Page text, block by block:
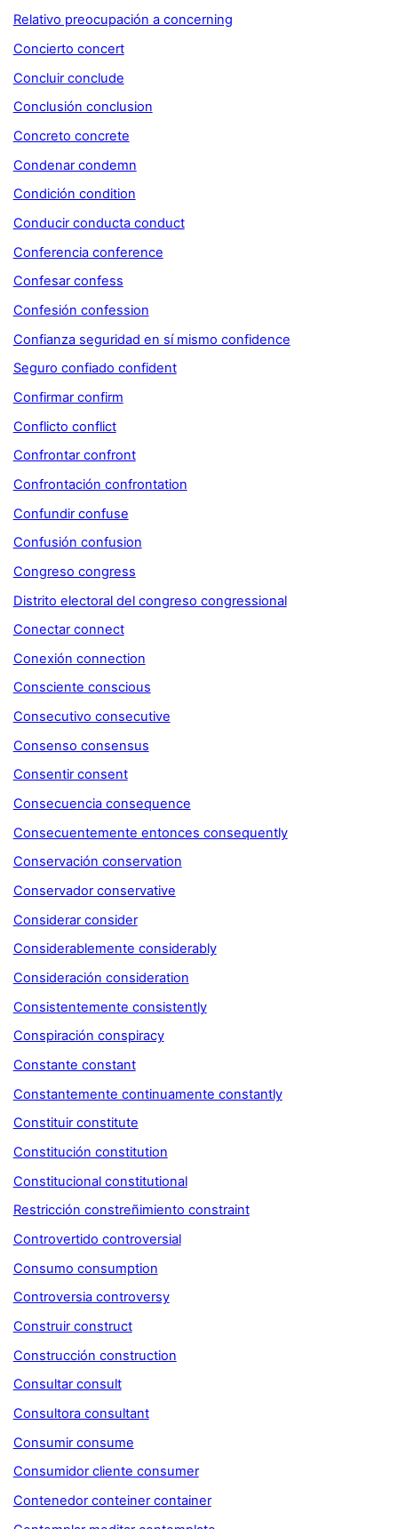
Relativo preocupación a concerning
Concierto concert
Concluir conclude
Conclusión conclusion
Concreto concrete
Condenar condemn
Condición condition
Conducir conducta conduct
Conferencia conference
Confesar confess
Confesión confession
Confianza seguridad en sí mismo confidence
Seguro confiado confident
Confirmar confirm
Conflicto conflict
Confrontar confront
Confrontación confrontation
Confundir confuse
Confusión confusion
Congreso congress
Distrito electoral del congreso congressional
Conectar connect
Conexión connection
Consciente conscious
Consecutivo consecutive
Consenso consensus
Consentir consent
Consecuencia consequence
Consecuentemente entonces consequently
Conservación conservation
Conservador conservative
Considerar consider
Considerablemente considerably
Consideración consideration
Consistentemente consistently
Conspiración conspiracy
Constante constant
Constantemente continuamente constantly
Constituir constitute
Constitución constitution
Constitucional constitutional
Restricción constreñimiento constraint
Controvertido controversial
Consumo consumption
Controversia controversy
Construir construct
Construcción construction
Consultar consult
Consultora consultant
Consumir consume
Consumidor cliente consumer
Contenedor conteiner container